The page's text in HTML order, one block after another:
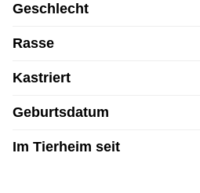
Geschlecht
Rasse
Kastriert
Geburtsdatum
Im Tierheim seit